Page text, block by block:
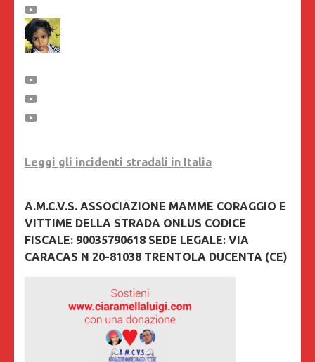
Leggi gli incidenti stradali in Italia
A.M.C.V.S. ASSOCIAZIONE MAMME CORAGGIO E
VITTIME DELLA STRADA ONLUS CODICE
FISCALE: 90035790618 SEDE LEGALE: VIA
CARACAS N 20-81038 TRENTOLA DUCENTA (CE)